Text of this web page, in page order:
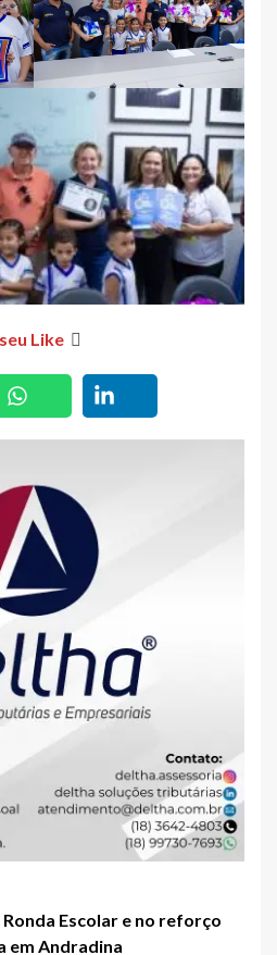
Like 
Escolar e no reforço
em Andradina